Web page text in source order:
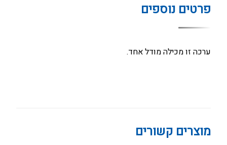
פרטים נוספים
ערכה זו מכילה מודל אחד.
מוצרים קשורים